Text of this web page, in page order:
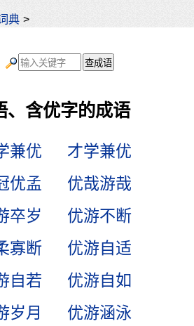
典 >
、含优字的成语
兼优
才学兼优
优孟
优哉游哉
卒岁
优游不断
寡断
优游自适
自若
优游自如
岁月
优游涵泳